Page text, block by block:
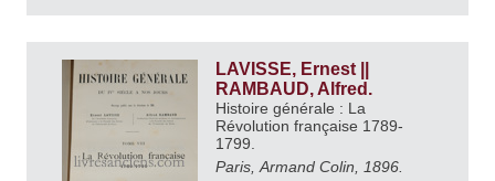
LAVISSE, Ernest ||
RAMBAUD, Alfred.
Histoire générale : La
Révolution française 1789-
1799.
Paris, Armand Colin, 1896.